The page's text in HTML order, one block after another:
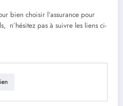
bien choisir l’assurance pour
n’hésitez pas à suivre les liens ci-